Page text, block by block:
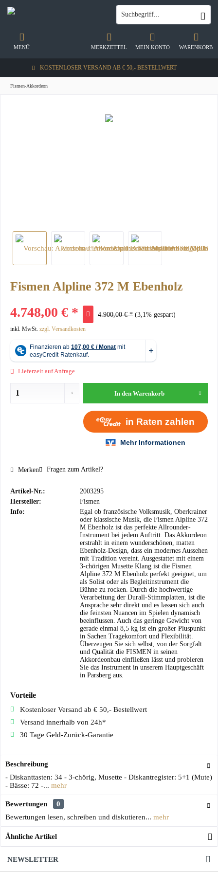
KOSTENLOSER VERSAND AB € 50,- BESTELLWERT
WARENKORB
MERKZETTEL MEIN KONTO
MENÜ
Fismen-Akkordeon
Fismen Alpline 372 M Ebenholz
4.748,00 € * 4.900,00 € * (3,1% gespart)
inkl. MwSt. zzgl. Versandkosten
Lieferzeit auf Anfrage
In den Warenkorb
Merken Fragen zum Artikel?
Artikel-Nr.:
2003295
Hersteller:
Fismen
Info:
Egal ob französische Volksmusik, Oberkrainer
oder klassische Musik, die Fismen Alpline 372
M Ebenholz ist das perfekte Allrounder-
Instrument bei jedem Auftritt. Das Akkordeon
erstrahlt in einem wunderschönen, matten
Ebenholz-Design, dass ein modernes Aussehen
mit Tradition vereint. Ausgestattet mit einem
3-chörigen Musette Klang ist die Fismen
Alpline 372 M Ebenholz perfekt geeignet, um
als Solist oder als Begleitinstrument die
Bühne zu rocken. Durch die hochwertige
Verarbeitung der Durall-Stimmplatten, ist die
Ansprache sehr direkt und es lassen sich auch
die feinsten Nuancen im Spielen dynamisch
beeinflussen. Auch das geringe Gewicht von
gerade einmal 8,5 kg ist ein großer Pluspunkt
in Sachen Tragekomfort und Flexibilität.
Überzeugen Sie sich selbst, von der Sorgfalt
und Qualität die FISMEN in seinen
Akkordeonbau einfließen lässt und probieren
Sie das Instrument in unserem Hauptgeschäft
in Parsberg aus.
Vorteile
Kostenloser Versand ab € 50,- Bestellwert
Versand innerhalb von 24h*
30 Tage Geld-Zurück-Garantie
Beschreibung
- Diskanttasten: 34 - 3-chörig, Musette - Diskantregister: 5+1 (Mute)
- Bässe: 72 -... mehr
Bewertungen
0
Bewertungen lesen, schreiben und diskutieren... mehr
Ähnliche Artikel
NEWSLETTER